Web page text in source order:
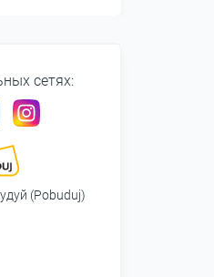
сетях:
(Pobuduj)